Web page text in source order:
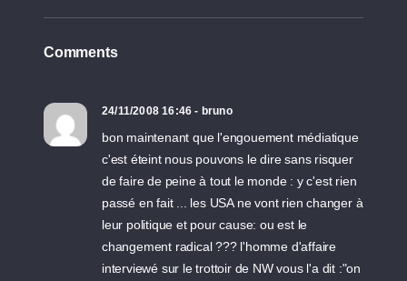
Comments
24/11/2008 16:46 - bruno
bon maintenant que l'engouement médiatique
c'est éteint nous pouvons le dire sans risquer
de faire de peine à tout le monde : y c'est rien
passé en fait ... les USA ne vont rien changer à
leur politique et pour cause: ou est le
changement radical ??? l'homme d'affaire
interviewé sur le trottoir de NW vous l'a dit :"on